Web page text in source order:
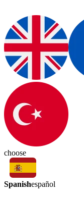
choose
Spanishespañol